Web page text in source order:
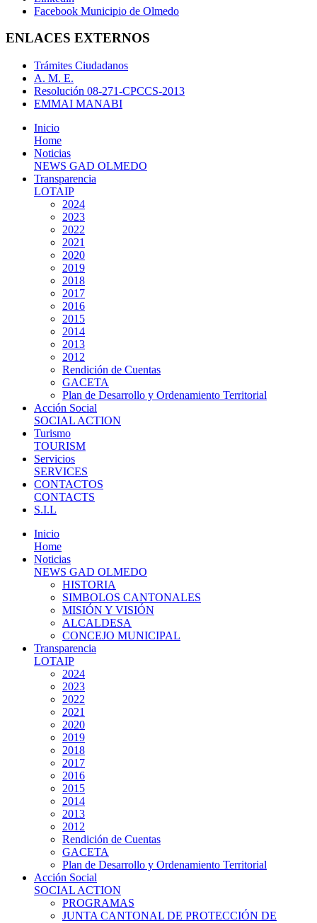
Facebook Municipio de Olmedo
ENLACES EXTERNOS
Trámites Ciudadanos
A. M. E.
Resolución 08-271-CPCCS-2013
EMMAI MANABI
Inicio
Home
Noticias
NEWS GAD OLMEDO
Transparencia
LOTAIP
2024
2023
2022
2021
2020
2019
2018
2017
2016
2015
2014
2013
2012
Rendición de Cuentas
GACETA
Plan de Desarrollo y Ordenamiento Territorial
Acción Social
SOCIAL ACTION
Turismo
TOURISM
Servicios
SERVICES
CONTACTOS
CONTACTS
S.I.L
Inicio
Home
Noticias
NEWS GAD OLMEDO
HISTORIA
SIMBOLOS CANTONALES
MISIÓN Y VISIÓN
ALCALDESA
CONCEJO MUNICIPAL
Transparencia
LOTAIP
2024
2023
2022
2021
2020
2019
2018
2017
2016
2015
2014
2013
2012
Rendición de Cuentas
GACETA
Plan de Desarrollo y Ordenamiento Territorial
Acción Social
SOCIAL ACTION
PROGRAMAS
JUNTA CANTONAL DE PROTECCIÓN DE